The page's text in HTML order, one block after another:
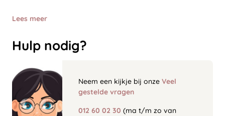
Lees meer
Hulp nodig?
Neem een kijkje bij onze Veel
gestelde vragen
012 60 02 30 (ma t/m zo van